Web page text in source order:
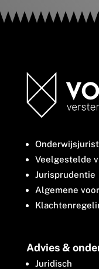
Veelgestelde
Jurisprudentie
Algemene
Advies &
Juridisch